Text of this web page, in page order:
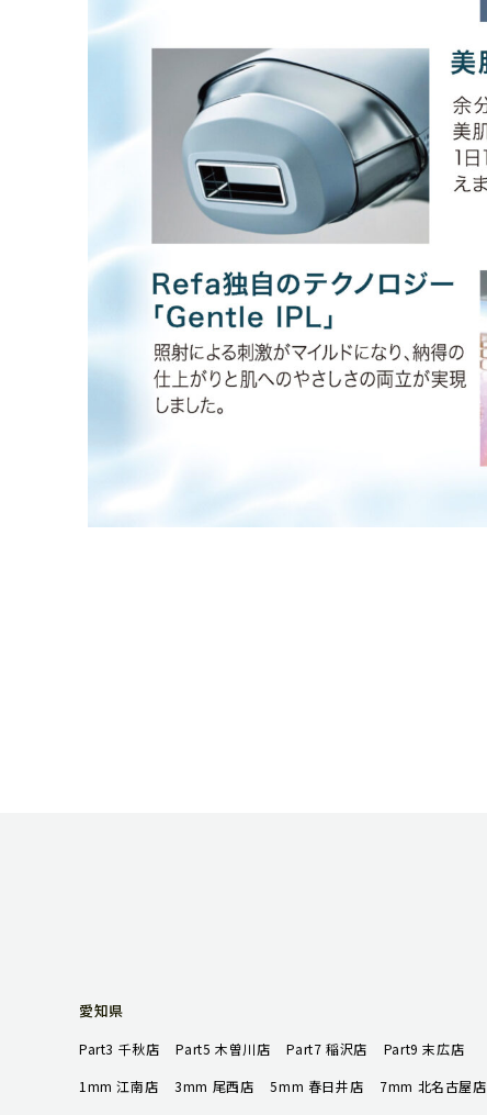
愛知県
Part3 千秋店 Part5 木曽川店 Part7 稲沢店
Part9 末広店
1mm 江南店
3mm 尾西店 5mm 春日井店
7mm 北名古屋店